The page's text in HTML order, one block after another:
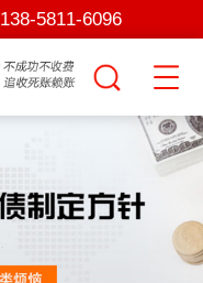
138-5811-6096